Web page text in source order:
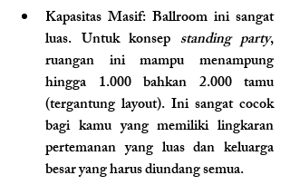
Kapasitas Masif: Ballroom ini sangat
luas. Untuk konsep standing party,
ruangan ini mampu menampung
hingga 1.000 bahkan 2.000 tamu
(tergantung layout). Ini sangat cocok
bagi kamu yang memiliki lingkaran
pertemanan yang luas dan keluarga
besar yang harus diundang semua.